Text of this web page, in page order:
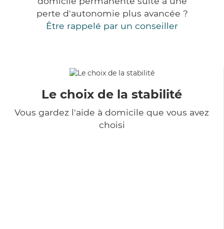
perte d'autonomie plus avancée ?
Être rappelé par un conseiller
Le choix de la stabilité
Vous gardez l'aide à domicile que vous avez
choisi